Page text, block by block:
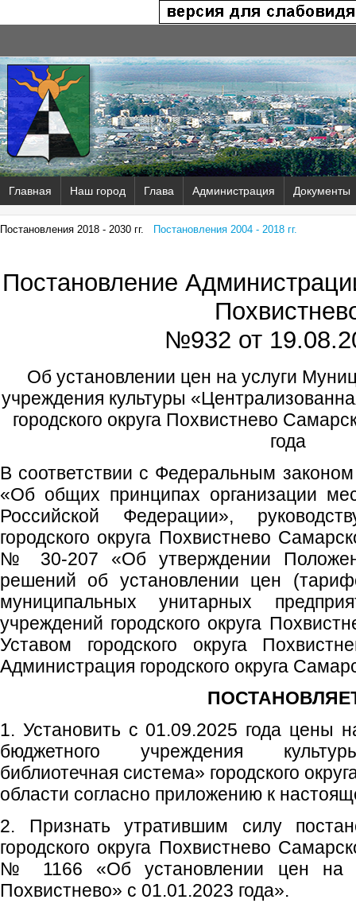
Главная Наш город Глава Администрация Документы
Постановления 2018 - 2030 гг. Постановления 2004 - 2018 гг.
Постановление
№932 от
Об установлении цен на услуги
учреждения культуры
городского округа Похвистнево
года
В соответствии с Федеральным
«Об общих принципах организации
Российской Федерации»,
городского округа Похвистнево
№ 30-207 «Об утверждении
решений об установлении цен
муниципальных унитарных
учреждений городского округа
Уставом городского округа
Администрация городского округа
1. Установить с 01.09.2025 года цены
бюджетного учреждения
библиотечная система» городского
области согласно приложению к
2. Признать утратившим силу
городского округа Похвистнево
№ 1166 «Об установлении цен на
Похвистнево» с 01.01.2023 года».